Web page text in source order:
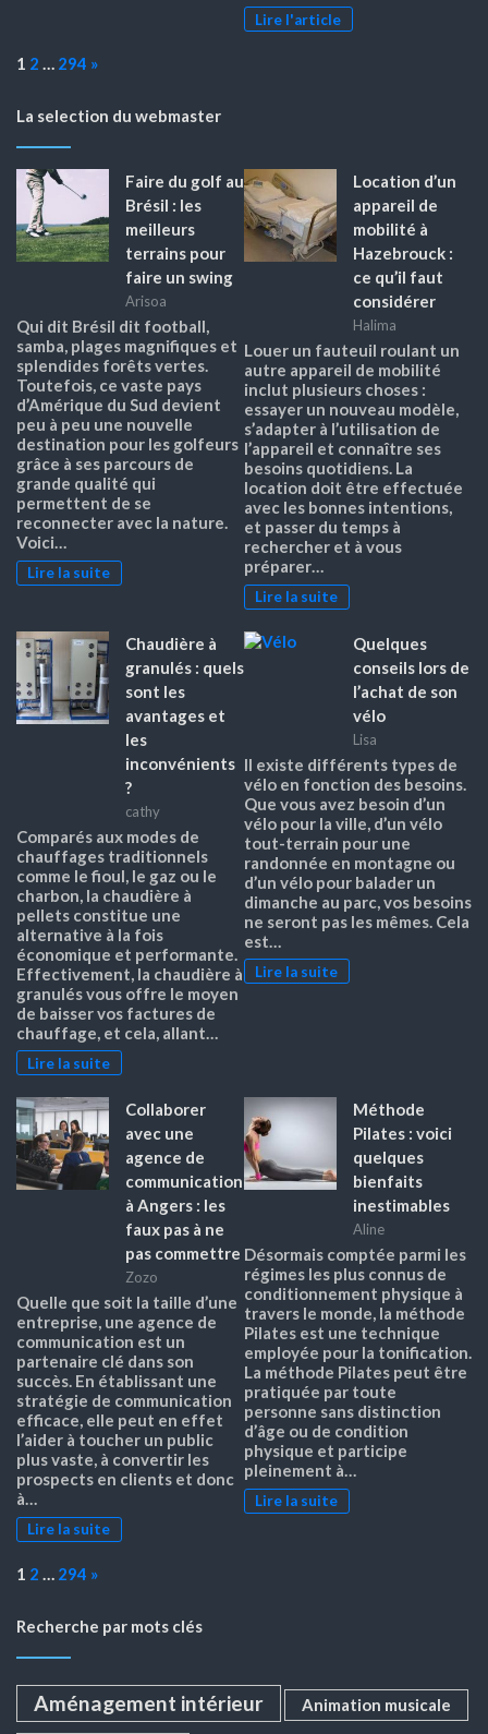
Lire l'article
Page:
1 2 … 294 Next
»
La selection du webmaster
Faire du golf au
Brésil : les
meilleurs
terrains pour
faire un swing
Arisoa
Qui dit Brésil dit football,
samba, plages magnifiques et
splendides forêts vertes.
Toutefois, ce vaste pays
d’Amérique du Sud devient
peu à peu une nouvelle
destination pour les golfeurs
grâce à ses parcours de
grande qualité qui
permettent de se
reconnecter avec la nature.
Voici…
Lire la suite
Location d’un
appareil de
mobilité à
Hazebrouck :
ce qu’il faut
considérer
Halima
Louer un fauteuil roulant un
autre appareil de mobilité
inclut plusieurs choses :
essayer un nouveau modèle,
s’adapter à l’utilisation de
l’appareil et connaître ses
besoins quotidiens. La
location doit être effectuée
avec les bonnes intentions,
et passer du temps à
rechercher et à vous
préparer…
Lire la suite
Chaudière à
granulés : quels
sont les
avantages et
les
inconvénients
?
cathy
Comparés aux modes de
chauffages traditionnels
comme le fioul, le gaz ou le
charbon, la chaudière à
pellets constitue une
alternative à la fois
économique et performante.
Effectivement, la chaudière à
granulés vous offre le moyen
de baisser vos factures de
chauffage, et cela, allant…
Lire la suite
Quelques
conseils lors de
l’achat de son
vélo
Lisa
Il existe différents types de
vélo en fonction des besoins.
Que vous avez besoin d’un
vélo pour la ville, d’un vélo
tout-terrain pour une
randonnée en montagne ou
d’un vélo pour balader un
dimanche au parc, vos besoins
ne seront pas les mêmes. Cela
est…
Lire la suite
Collaborer
avec une
agence de
communication
à Angers : les
faux pas à ne
pas commettre
Zozo
Quelle que soit la taille d’une
entreprise, une agence de
communication est un
partenaire clé dans son
succès. En établissant une
stratégie de communication
efficace, elle peut en effet
l’aider à toucher un public
plus vaste, à convertir les
prospects en clients et donc
à…
Lire la suite
Méthode
Pilates : voici
quelques
bienfaits
inestimables
Aline
Désormais comptée parmi les
régimes les plus connus de
conditionnement physique à
travers le monde, la méthode
Pilates est une technique
employée pour la tonification.
La méthode Pilates peut être
pratiquée par toute
personne sans distinction
d’âge ou de condition
physique et participe
pleinement à…
Lire la suite
Page:
1 2 … 294 Next
»
Recherche par mots clés
Aménagement intérieur Animation musicale